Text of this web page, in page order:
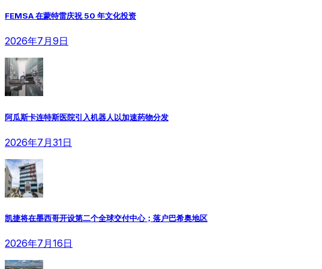
FEMSA 在蒙特雷庆祝 50 年文化投资
2026年7月9日
阿瓜斯卡连特斯医院引入机器人以加速药物分发
2026年7月31日
凯捷将在墨西哥开设第二个全球交付中心；落户巴希奥地区
2026年7月16日